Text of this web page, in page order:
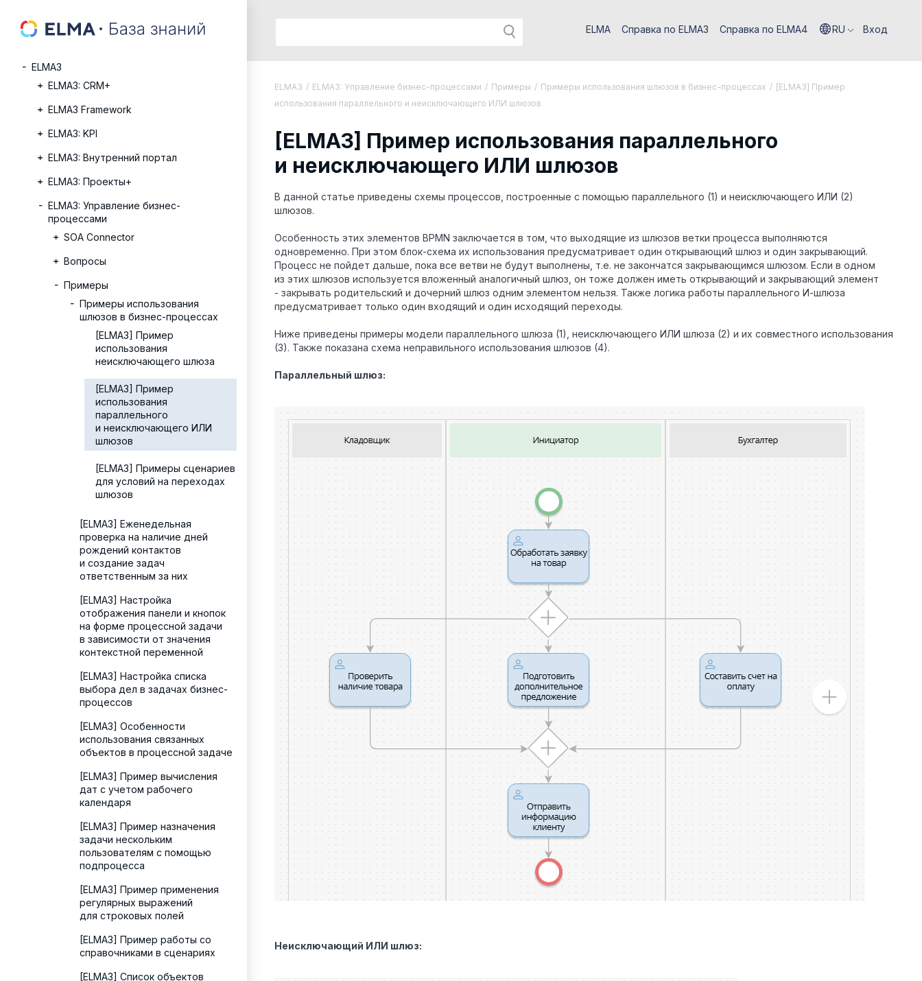
ELMA3
ELMA3: CRM+
ELMA3 Framework
ELMA3: KPI
ELMA3: Внутренний портал
ELMA3: Проекты+
ELMA3: Управление бизнес-
процессами
SOA Connector
Вопросы
Примеры
Примеры использования
шлюзов в бизнес-процессах
[ELMA3] Пример
использования
неисключающего шлюза
[ELMA3] Пример
использования
параллельного
и неисключающего ИЛИ
шлюзов
[ELMA3] Примеры сценариев
для условий на переходах
шлюзов
[ELMA3] Еженедельная
проверка на наличие дней
рождений контактов
и создание задач
ответственным за них
[ELMA3] Настройка
отображения панели и кнопок
на форме процессной задачи
в зависимости от значения
контекстной переменной
[ELMA3] Настройка списка
выбора дел в задачах бизнес-
процессов
[ELMA3] Особенности
использования связанных
объектов в процессной задаче
[ELMA3] Пример вычисления
дат с учетом рабочего
календаря
[ELMA3] Пример назначения
задачи нескольким
пользователям с помощью
подпроцесса
[ELMA3] Пример применения
регулярных выражений
для строковых полей
[ELMA3] Пример работы со
справочниками в сценариях
[ELMA3] Список объектов
ELMA Справка по ELMA3 Справка по ELMA4 RU Вход
ELMA3 / ELMA3: Управление бизнес-процессами / Примеры / Примеры использования шлюзов в бизнес-процессах / [ELMA3] Пример
использования параллельного и неисключающего ИЛИ шлюзов
[ELMA3] Пример использования параллельного
и неисключающего ИЛИ шлюзов
В данной статье приведены схемы процессов, построенные с помощью параллельного (1) и неисключающего ИЛИ (2)
шлюзов.
Особенность этих элементов BPMN заключается в том, что выходящие из шлюзов ветки процесса выполняются
одновременно. При этом блок-схема их использования предусматривает один открывающий шлюз и один закрывающий.
Процесс не пойдет дальше, пока все ветви не будут выполнены, т.е. не закончатся закрывающимся шлюзом. Если в одном
из этих шлюзов используется вложенный аналогичный шлюз, он тоже должен иметь открывающий и закрывающий элемент
- закрывать родительский и дочерний шлюз одним элементом нельзя. Также логика работы параллельного И-шлюза
предусматривает только один входящий и один исходящий переходы.
Ниже приведены примеры модели параллельного шлюза (1), неисключающего ИЛИ шлюза (2) и их совместного использования
(3). Также показана схема неправильного использования шлюзов (4).
Параллельный шлюз:
Неисключающий ИЛИ шлюз: